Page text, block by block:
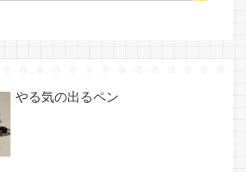
やる気の出るペン